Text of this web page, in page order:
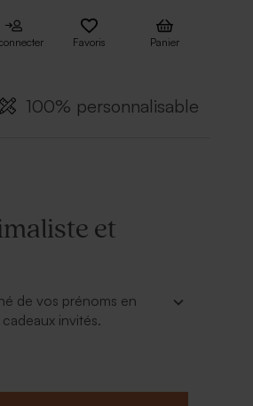
Favoris Panier
100% personnalisable
et
de vos prénoms en
invités.